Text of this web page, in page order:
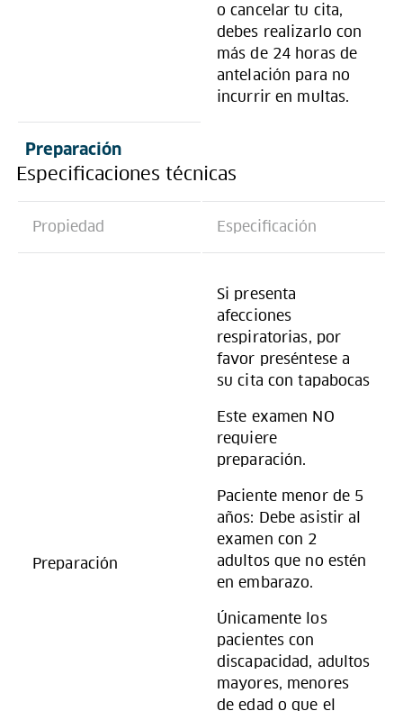
o cancelar tu cita,
debes realizarlo con
más de 24 horas de
antelación para no
incurrir en multas.
Preparación
Especificaciones técnicas
Propiedad Especificación
Preparación
Si presenta
afecciones
respiratorias, por
favor preséntese a
su cita con tapabocas
Este examen NO
requiere
preparación.
Paciente menor de 5
años: Debe asistir al
examen con 2
adultos que no estén
en embarazo.
Únicamente los
pacientes con
discapacidad, adultos
mayores, menores
de edad o que el